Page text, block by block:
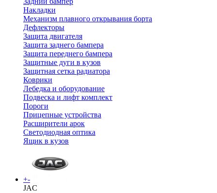
Накладки
Механизм плавного открывания борта
Дефлекторы
Защита двигателя
Защита заднего бампера
Защита переднего бампера
Защитные дуги в кузов
Защитная сетка радиатора
Коврики
Лебедка и оборудование
Подвеска и лифт комплект
Пороги
Прицепные устройства
Расширители арок
Светодиодная оптика
Ящик в кузов
+-
JAC